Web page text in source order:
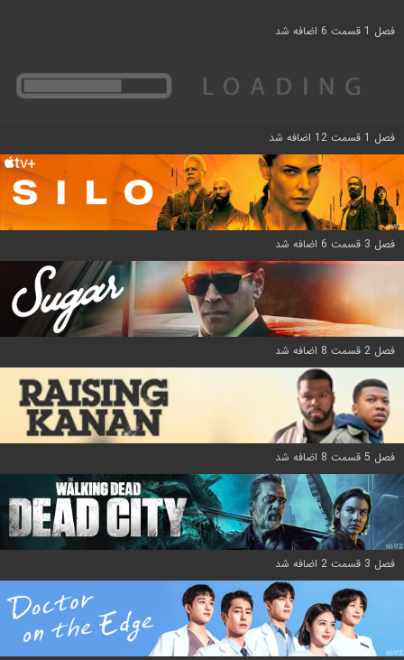
فصل 1 قسمت 6 اضافه شد
فصل 1 قسمت 12 اضافه شد
فصل 3 قسمت 6 اضافه شد
فصل 2 قسمت 8 اضافه شد
فصل 5 قسمت 8 اضافه شد
فصل 3 قسمت 2 اضافه شد